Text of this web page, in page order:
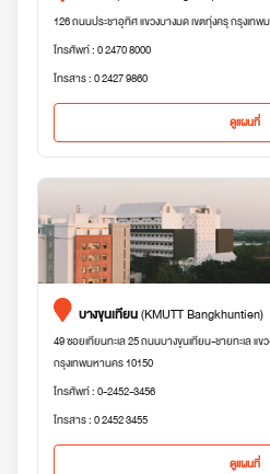
126 ถนนประชาอุทิศ แขวงบางมด เขตทุ่งครุ กรุงเท
โทรศัพท์ : 0 2470 8000
โทรสาร : 0 2427 9860
ดูแผนที่
บางขุนเทียน(KMUTT Bangkhuntien)
49 ซอยเทียนทะเล 25 ถนนบางขุนเทียน-ชายทะเล แข
กรุงเทพมหานคร 10150
โทรศัพท์ : 0-2452-3456
โทรสาร : 0 2452 3455
ดูแผนที่